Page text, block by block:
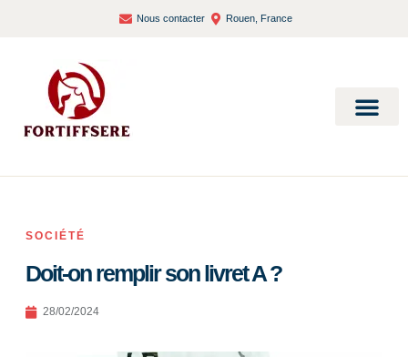
Nous contacter Rouen, France
SOCIÉTÉ
Doit-on remplir son livret A ?
28/02/2024